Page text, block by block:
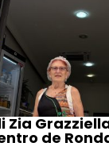
Zia
de